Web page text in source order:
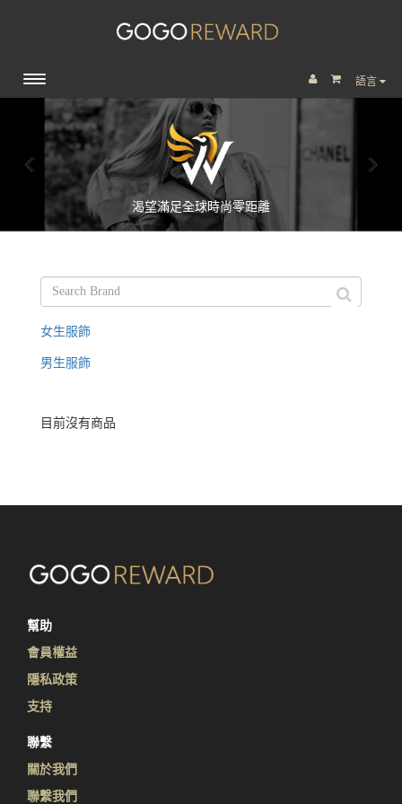
語言
渴望滿足全球時尚零距離
女生服飾
男生服飾
目前沒有商品
幫助
會員權益
隱私政策
支持
聯繫
關於我們
聯繫我們